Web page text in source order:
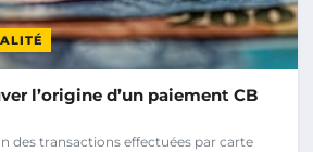
l’origine d’un paiement CB
des transactions effectuées par carte